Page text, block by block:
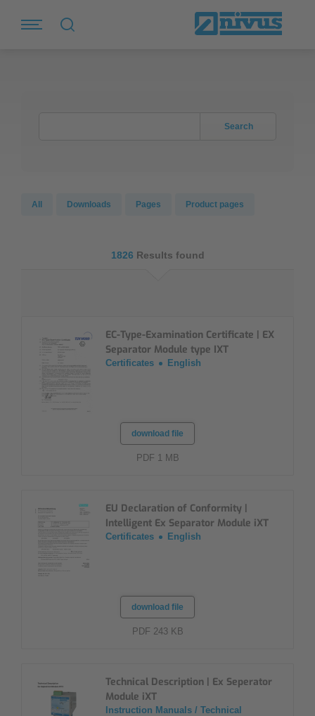
Search
All Downloads Pages Product pages
1826 Results found
EC-Type-Examination Certificate | EX
Separator Module type IXT
Certificates English
download file
PDF 1 MB
EU Declaration of Conformity |
Intelligent Ex Separator Module iXT
Certificates English
download file
PDF 243 KB
Technical Description | Ex Seperator
Module iXT
Instruction Manuals / Technical